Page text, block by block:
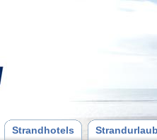
Strandhotels Strandurlaub